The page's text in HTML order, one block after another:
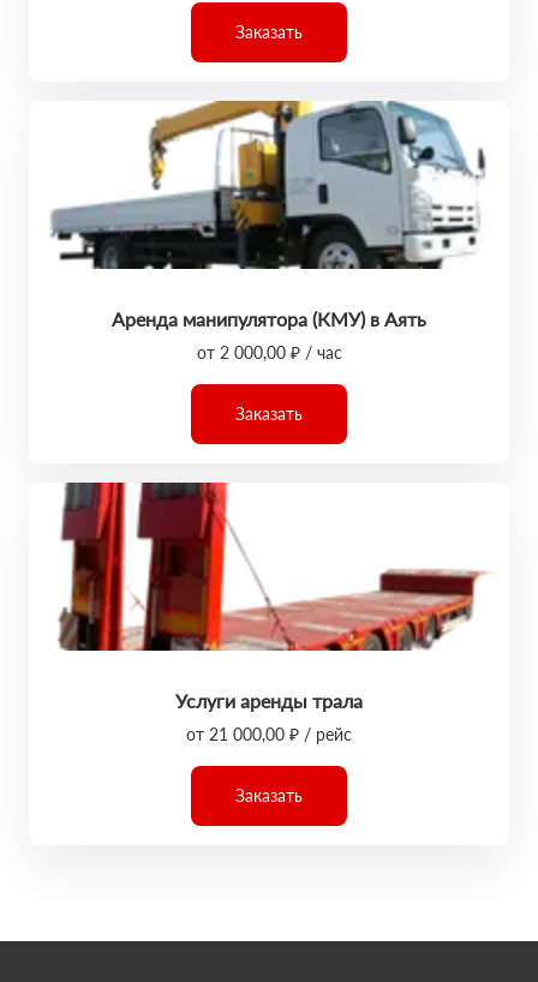
Заказать
Аренда манипулятора (КМУ) в Аять
от 2 000,00 ₽ / час
Заказать
Услуги аренды трала
от 21 000,00 ₽ / рейс
Заказать